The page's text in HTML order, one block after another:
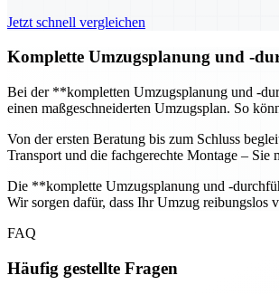
Jetzt schnell vergleichen
Komplette Umzugsplanung und -
Bei der **kompletten Umzugsplanung und -
einen maßgeschneiderten Umzugsplan. So
Von der ersten Beratung bis zum Schluss
Transport und die fachgerechte Montage – Sie
Die **komplette Umzugsplanung und -
Wir sorgen dafür, dass Ihr Umzug reibungslos
FAQ
Häufig gestellte Fragen